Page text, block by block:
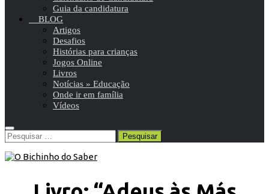
Guia da candidatura
BLOG
Artigos
Desafios
Histórias para crianças
Jogos Online
Livros
Notícias » Educação
Onde ir em família
Vídeos
Pesquisar
por: